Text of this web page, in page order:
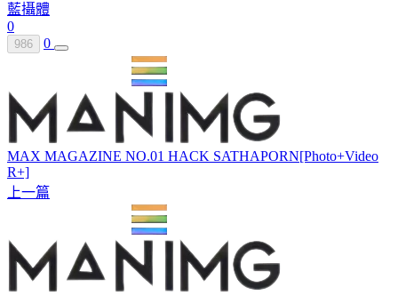
藍攝體
0
986 0
MAX MAGAZINE NO.01 HACK SATHAPORN[Photo+Video
R+]
上一篇